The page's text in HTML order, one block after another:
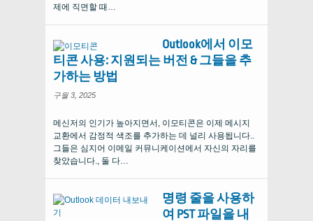
제에 직면할 때…
Outlook에서 이모
티콘 사용: 지원되는 버전 & 그들을 추
가하는 방법
구월 3, 2025
메신저의 인기가 높아지면서, 이모티콘은 이제 메시지
교환에서 감정적 색조를 추가하는 데 널리 사용됩니다..
그들은 심지어 이메일 커뮤니케이션에서 자신의 자리를
찾았습니다., 둘 다…
명령 줄을 사용하
여 PST 파일을 내